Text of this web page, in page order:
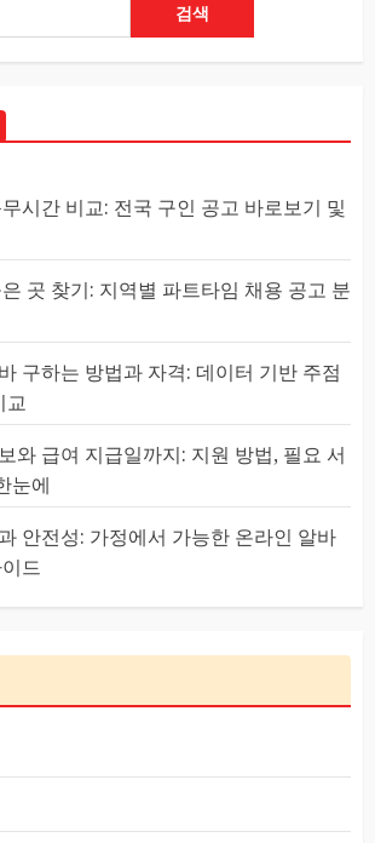
검색
시간 비교: 전국 구인 공고 바로보기 및
곳 찾기: 지역별 파트타임 채용 공고 분
구하는 방법과 자격: 데이터 기반 주점
교
와 급여 지급일까지: 지원 방법, 필요 서
눈에
안전성: 가정에서 가능한 온라인 알바
드